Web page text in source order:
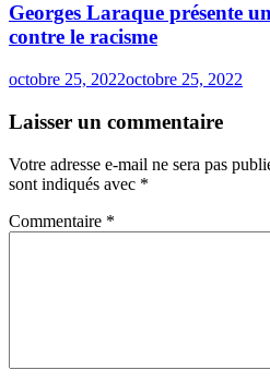
Georges Laraque présente
contre le racisme
octobre 25, 2022octobre 25, 2022
Laisser un commentaire
Votre adresse e-mail ne sera pas
sont indiqués avec *
Commentaire *